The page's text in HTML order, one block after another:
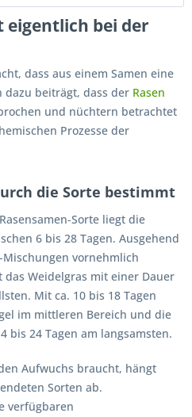
eigentlich bei der
dass aus einem Samen eine
dazu beiträgt, dass der Rasen
und nüchtern betrachtet
Prozesse der
die Sorte bestimmt
Sorte liegt die
6 bis 28 Tagen. Ausgehend
-Mischungen vornehmlich
Weidelgras mit einer Dauer
Mit ca. 10 bis 18 Tagen
im mittleren Bereich und die
bis 24 Tagen am langsamsten.
Aufwuchs braucht, hängt
Sorten ab.
verfügbaren